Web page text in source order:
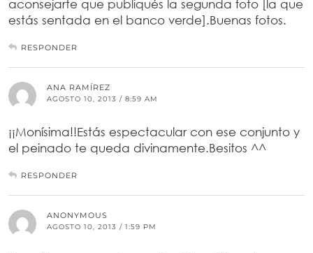
aconsejarte que publiqués la segunda foto [la que
estás sentada en el banco verde].Buenas fotos.
RESPONDER
ANA RAMÍREZ
AGOSTO 10, 2013 / 8:59 AM
¡¡Monísima!!Estás espectacular con ese conjunto y
el peinado te queda divinamente.Besitos ^^
RESPONDER
ANONYMOUS
AGOSTO 10, 2013 / 1:59 PM